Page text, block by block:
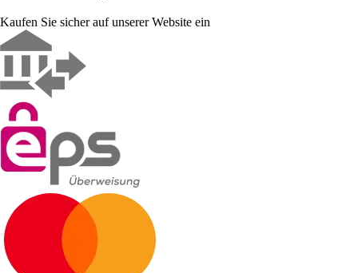
Kaufen Sie sicher auf unserer Website ein